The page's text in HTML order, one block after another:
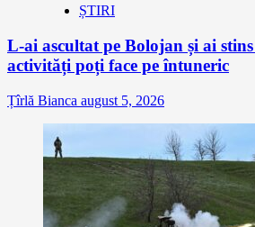
ȘTIRI
L-ai ascultat pe Bolojan și ai
activități poți face pe întuneric
Țîrlă Bianca august 5, 2026